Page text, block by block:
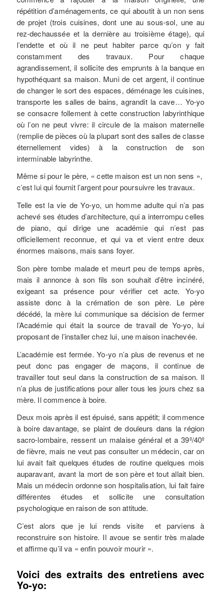
répétition d’aménagements, ce qui aboutit à un non sens
de projet (trois cuisines, dont une au sous-sol, une au
rez-dechaussée et la dernière au troisième étage), qui
l’endette et où il ne peut habiter parce qu’on y fait
constamment des travaux. Pour chaque
agrandissement, il sollicite des emprunts à la banque en
hypothéquant sa maison. Muni de cet argent, il continue
de changer le sort des espaces, déménage les cuisines,
transporte les salles de bains, agrandit la cave… Yo-yo
se consacre follement à cette construction labyrinthique
où l’on ne peut vivre: il circule de la maison maternelle
(remplie de pièces où la plupart sont des salles de classe
éternellement vides) à la construction de son
interminable labyrinthe.
Même si pour le père, « cette maison est un non sens »,
c’est lui qui fournit l’argent pour poursuivre les travaux.
Telle est la vie de Yo-yo, un homme adulte qui n’a pas
achevé ses études d’architecture, qui a interrompu celles
de piano, qui dirige une académie qui n’est pas
officiellement reconnue, et qui va et vient entre deux
énormes maisons, mais sans foyer.
Son père tombe malade et meurt peu de temps après,
mais il annonce à son fils son souhait d’être incinéré,
exigeant sa présence pour vérifier cet acte. Yo-yo
assiste donc à la crémation de son père. Le père
décédé, la mère lui communique sa décision de fermer
l’Académie qui était la source de travail de Yo-yo, lui
proposant de l’installer chez lui, une maison inachevée.
L’académie est fermée. Yo-yo n’a plus de revenus et ne
peut donc pas engager de maçons, il continue de
travailler tout seul dans la construction de sa maison. Il
n’a plus de justifications pour aller tous les jours chez sa
mère. Il commence à boire.
Deux mois après il est épuisé, sans appétit; il commence
à boire davantage, se plaint de douleurs dans la région
sacro-lombaire, ressent un malaise général et a 39º/40º
de fièvre, mais ne veut pas consulter un médecin, car on
lui avait fait quelques études de routine quelques mois
auparavant, avant la mort de son père et tout allait bien.
Mais un médecin ordonne son hospitalisation, lui fait faire
différentes études et sollicite une consultation
psychologique en raison de son attitude.
C’est alors que je lui rends visite et parviens à
reconstruire son histoire. Il avoue se sentir très malade
et affirme qu’il va « enfin pouvoir mourir ».
Voici des extraits des entretiens avec
Yo-yo: